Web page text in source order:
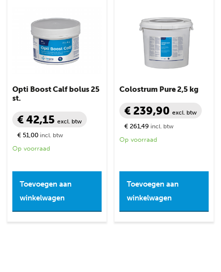
Opti Boost Calf bolus 25
st.
€ 42,15 excl. btw
€ 51,00 incl. btw
Op voorraad
Toevoegen aan
winkelwagen
Colostrum Pure 2,5 kg
€ 239,90excl. btw
€ 261,49 incl. btw
Op voorraad
Toevoegen aan
winkelwagen